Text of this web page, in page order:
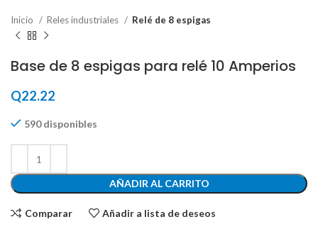
Inicio Reles industriales Relé de 8 espigas
Base de 8 espigas para relé 10 Amperios
Q22.22
590 disponibles
AÑADIR AL CARRITO
Comparar Añadir a lista de deseos